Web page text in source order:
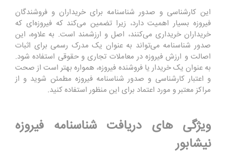
این کارشناسی و صدور شناسنامه برای خریداران و فروشندگان
فیروزه بسیار اهمیت دارد، زیرا تضمین می‌کند که فیروزه‌ای که
خریداران خریداری می‌کنند، اصل و ارزشمند است. به علاوه، این
صدور شناسنامه می‌تواند به عنوان یک مدرک رسمی برای اثبات
اصالت و ارزش فیروزه در معاملات تجاری و حقوقی استفاده شود.
به عنوان یک خریدار یا فروشنده فیروزه، همواره بهتر است از صحت
و اعتبار کارشناسی و صدور شناسنامه فیروزه مطمئن شوید و از
مراکز معتبر و مورد اعتماد برای این منظور استفاده کنید.
ویژگی های دریافت شناسنامه فیروزه
نیشابور